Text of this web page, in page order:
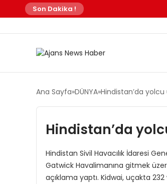
Son Dakika !
Ana Sayfa DÜNYA Hindistan’da
Hindistan’da
Hindistan Sivil Havacılık İdaresi
Gatwick Havalimanına gitmek
açıklama yaptı. Kidwai, uçakta